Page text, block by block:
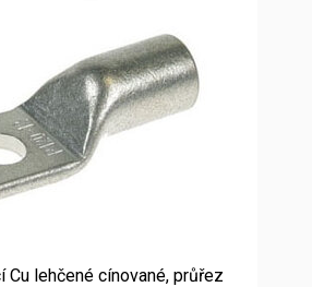
Cu lehčené cínované, průřez